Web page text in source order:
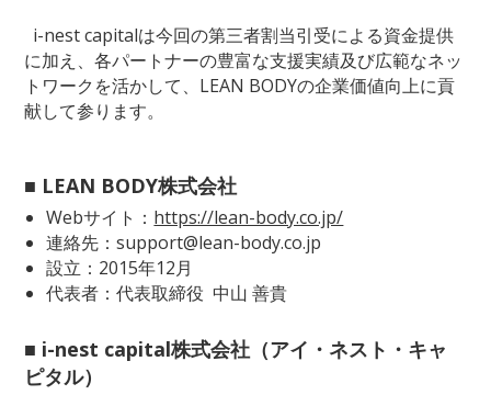
i-nest capitalは今回の第三者割当引受による資金提供
に加え、各パートナーの豊富な支援実績及び広範なネッ
トワークを活かして、LEAN BODYの企業価値向上に貢
献して参ります。
■ LEAN BODY株式会社
Webサイト： https://lean-body.co.jp/
連絡先：support@lean-body.co.jp
設立：2015年12月
代表者：代表取締役 中山 善貴
■ i-nest capital株式会社（アイ・ネスト・キャ
ピタル）